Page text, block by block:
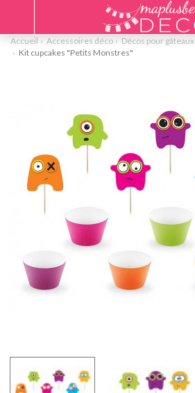
Accueil Accessoires déco
Décos pour gâteaux
Kit cupcakes "Petits Monstres"